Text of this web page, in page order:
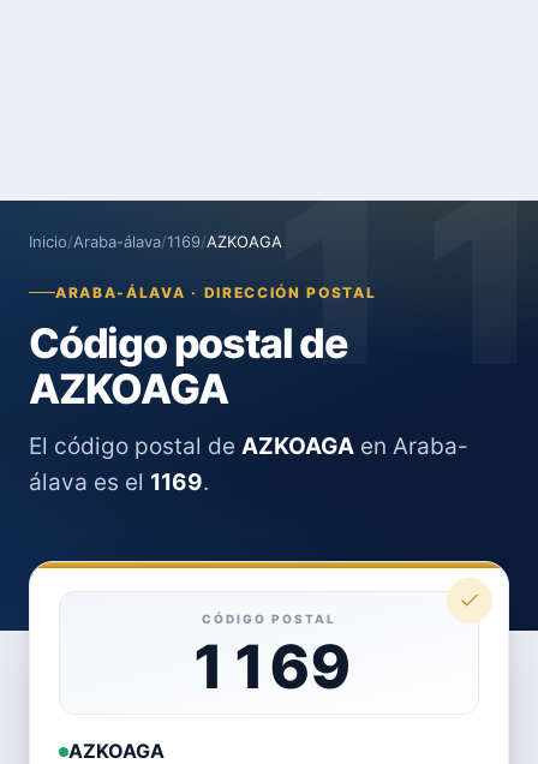
Inicio/Araba-álava/1169/AZKOAGA
ARABA-ÁLAVA · DIRECCIÓN POSTAL
Código postal de
AZKOAGA
El código postal de AZKOAGA en Araba-
álava es el 1169.
CÓDIGO POSTAL
1169
AZKOAGA